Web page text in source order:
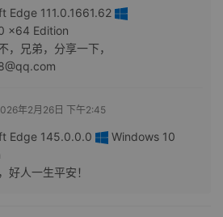
Edge 111.0.1661.62
x64 Edition
，兄弟，分享一下，
年2月26日 下午2:45
Edge 145.0.0.0
Windows 10
好人一生平安！